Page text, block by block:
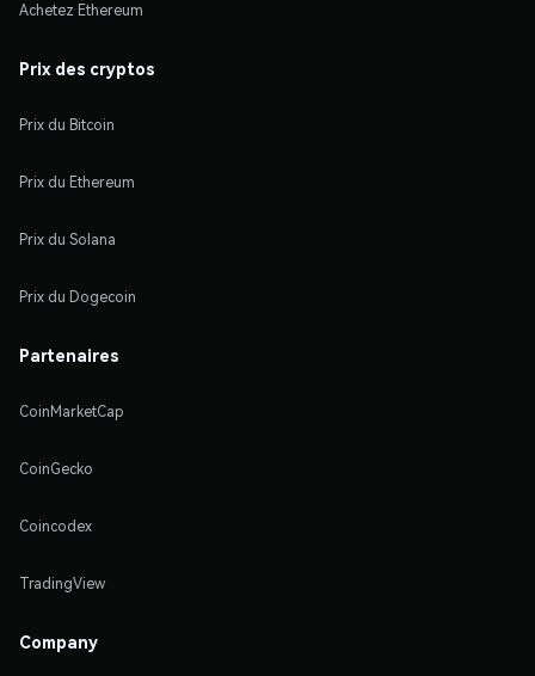
Achetez Ethereum
Prix des cryptos
Prix du Bitcoin
Prix du Ethereum
Prix du Solana
Prix du Dogecoin
Partenaires
CoinMarketCap
CoinGecko
Coincodex
TradingView
Company